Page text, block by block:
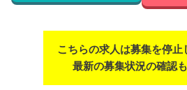
こちらの求人は募集を停止
最新の募集状況の確認も